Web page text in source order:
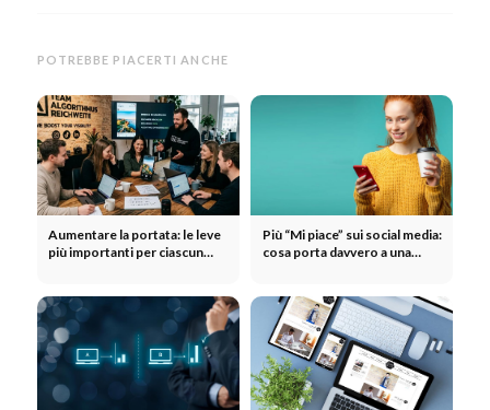
POTREBBE PIACERTI ANCHE
Aumentare la portata: le leve
più importanti per ciascun
Più “Mi piace” sui social media:
cosa porta davvero a una